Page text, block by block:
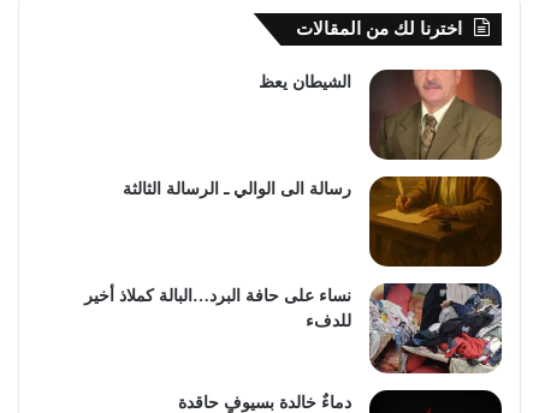
اخترنا لك من المقالات
الشيطان يعظ
رسالة الى الوالي ـ الرسالة الثالثة
نساء على حافة البرد…البالة كملاذ أخير
للدفء
دماءٌ خالدة بسيوفٍ حاقدة